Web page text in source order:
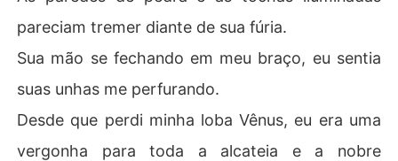
pareciam tremer diante de sua fúria.
Sua mão se fechando em meu braço, eu sentia
suas unhas me perfurando.
Desde que perdi minha loba Vênus, eu era uma
vergonha para toda a alcateia e a nobre